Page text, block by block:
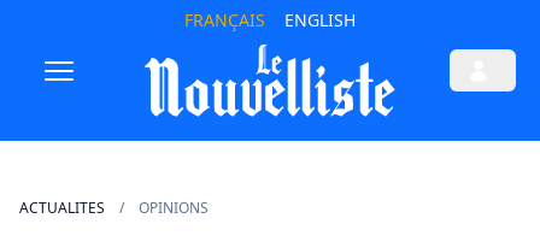
FRANÇAIS ENGLISH
ACTUALITES OPINIONS